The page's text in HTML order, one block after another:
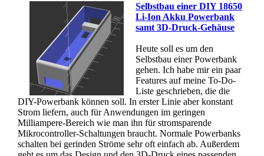
Selbstbau einer DIY 18650
Li-Ion Akku Powerbank
samt 3D-Druck-Gehäuse
Heute soll es um den
Selbstbau einer Powerbank
gehen. Ich habe mir ein paar
Features auf meine To-Do-
Liste geschrieben, die die
DIY-Powerbank können soll. In erster Linie aber konstant
Strom liefern, auch für Anwendungen im geringen
Milliampere-Bereich wie man ihn für stromsparende
Mikrocontroller-Schaltungen braucht. Normale Powerbanks
schalten bei gerinden Ströme sehr oft einfach ab. Außerdem